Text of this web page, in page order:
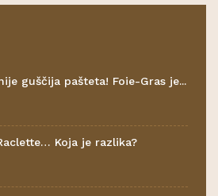
guščija pašteta! Foie-Gras je...
Koja je razlika?